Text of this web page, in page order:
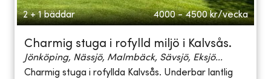
2 + 1 bäddar 4000 - 4500 kr/vecka
Charmig stuga i rofylld miljö i Kalvsås.
Jönköping, Nässjö, Malmbäck, Sävsjö, Eksjö...
Charmig stuga i rofyllda Kalvsås. Underbar lantlig